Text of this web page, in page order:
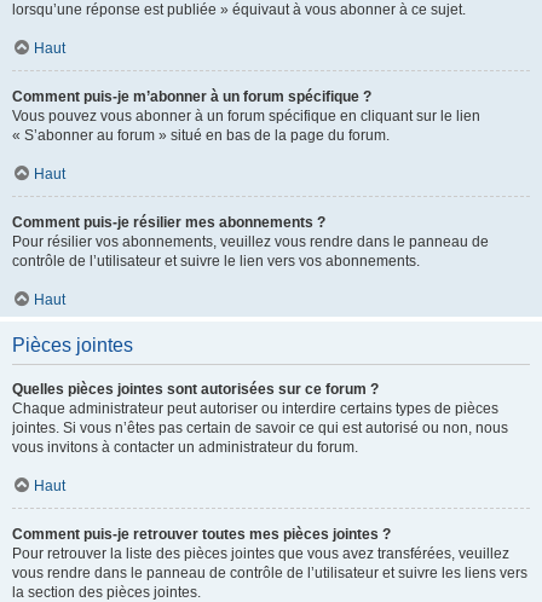
lorsqu’une réponse est publiée » équivaut à vous abonner à ce sujet.
Haut
Comment puis-je m’abonner à un forum spécifique ?
Vous pouvez vous abonner à un forum spécifique en cliquant sur le lien
« S’abonner au forum » situé en bas de la page du forum.
Haut
Comment puis-je résilier mes abonnements ?
Pour résilier vos abonnements, veuillez vous rendre dans le panneau de
contrôle de l’utilisateur et suivre le lien vers vos abonnements.
Haut
Pièces jointes
Quelles pièces jointes sont autorisées sur ce forum ?
Chaque administrateur peut autoriser ou interdire certains types de pièces
jointes. Si vous n’êtes pas certain de savoir ce qui est autorisé ou non, nous
vous invitons à contacter un administrateur du forum.
Haut
Comment puis-je retrouver toutes mes pièces jointes ?
Pour retrouver la liste des pièces jointes que vous avez transférées, veuillez
vous rendre dans le panneau de contrôle de l’utilisateur et suivre les liens vers
la section des pièces jointes.